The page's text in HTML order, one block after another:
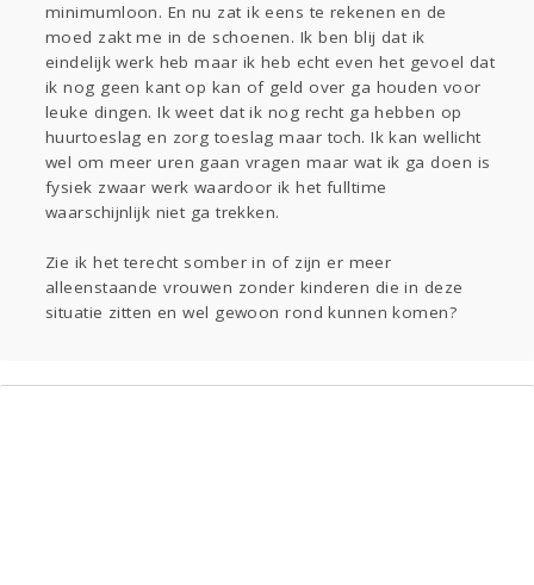
minimumloon. En nu zat ik eens te rekenen en de
moed zakt me in de schoenen. Ik ben blij dat ik
eindelijk werk heb maar ik heb echt even het gevoel dat
ik nog geen kant op kan of geld over ga houden voor
leuke dingen. Ik weet dat ik nog recht ga hebben op
huurtoeslag en zorg toeslag maar toch. Ik kan wellicht
wel om meer uren gaan vragen maar wat ik ga doen is
fysiek zwaar werk waardoor ik het fulltime
waarschijnlijk niet ga trekken.
Zie ik het terecht somber in of zijn er meer
alleenstaande vrouwen zonder kinderen die in deze
situatie zitten en wel gewoon rond kunnen komen?